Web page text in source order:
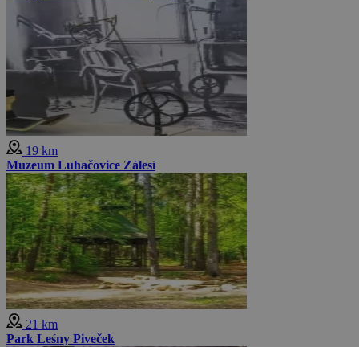
19 km
Muzeum Luhačovice Zálesí
21 km
Park Leśny Piveček